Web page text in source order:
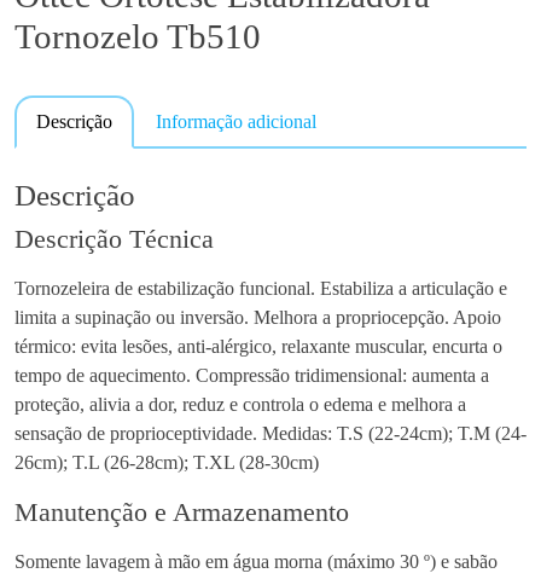
Tornozelo Tb510
Descrição Informação adicional
Descrição
Descrição Técnica
Tornozeleira de estabilização funcional. Estabiliza a articulação e
limita a supinação ou inversão. Melhora a propriocepção. Apoio
térmico: evita lesões, anti-alérgico, relaxante muscular, encurta o
tempo de aquecimento. Compressão tridimensional: aumenta a
proteção, alivia a dor, reduz e controla o edema e melhora a
sensação de proprioceptividade. Medidas: T.S (22-24cm); T.M (24-
26cm); T.L (26-28cm); T.XL (28-30cm)
Manutenção e Armazenamento
Somente lavagem à mão em água morna (máximo 30 º) e sabão